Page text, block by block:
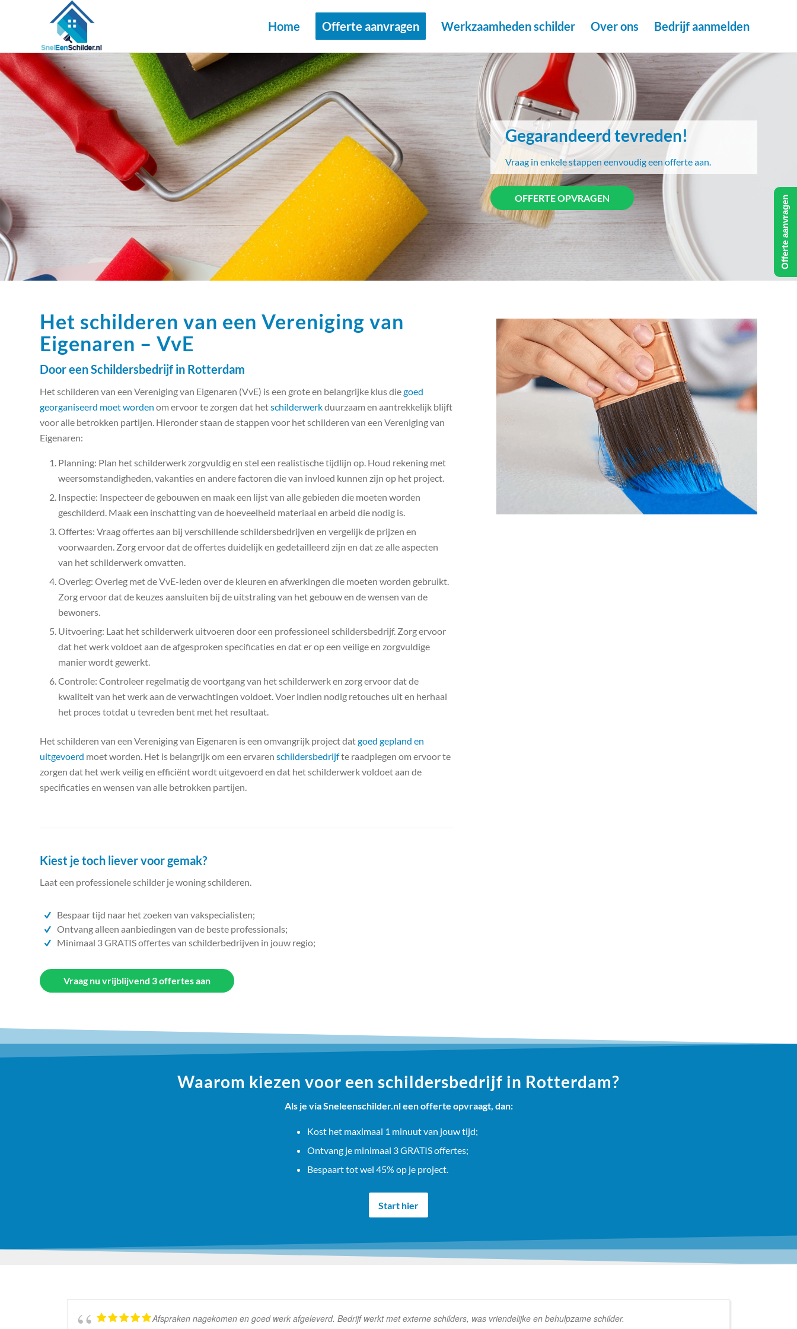
Home Offerte aanvragen Werkzaamheden schilder Over ons Bedrijf aanmelden
Gegarandeerd tevreden!
Vraag in enkele stappen eenvoudig een offerte aan.
OFFERTE OPVRAGEN
Het schilderen van een Vereniging van
Eigenaren – VvE
Door een Schildersbedrijf in Rotterdam
Het schilderen van een Vereniging van Eigenaren (VvE) is een grote en belangrijke klus diegoed
georganiseerd moet worden om ervoor te zorgen dat hetschilderwerkduurzaam en aantrekkelijk blijft
voor alle betrokken partijen. Hieronder staan de stappen voor het schilderen van een Vereniging van
Eigenaren:
Planning: Plan het schilderwerk zorgvuldig en stel een realistische tijdlijn op. Houd rekening met
weersomstandigheden, vakanties en andere factoren die van invloed kunnen zijn op het project.
Inspectie: Inspecteer de gebouwen en maak een lijst van alle gebieden die moeten worden
geschilderd. Maak een inschatting van de hoeveelheid materiaal en arbeid die nodig is.
Offertes: Vraag offertes aan bij verschillende schildersbedrijven en vergelijk de prijzen en
voorwaarden. Zorg ervoor dat de offertes duidelijk en gedetailleerd zijn en dat ze alle aspecten
van het schilderwerk omvatten.
Overleg: Overleg met de VvE-leden over de kleuren en afwerkingen die moeten worden gebruikt.
Zorg ervoor dat de keuzes aansluiten bij de uitstraling van het gebouw en de wensen van de
bewoners.
Uitvoering: Laat het schilderwerk uitvoeren door een professioneel schildersbedrijf. Zorg ervoor
dat het werk voldoet aan de afgesproken specificaties en dat er op een veilige en zorgvuldige
manier wordt gewerkt.
Controle: Controleer regelmatig de voortgang van het schilderwerk en zorg ervoor dat de
kwaliteit van het werk aan de verwachtingen voldoet. Voer indien nodig retouches uit en herhaal
het proces totdat u tevreden bent met het resultaat.
Het schilderen van een Vereniging van Eigenaren is een omvangrijk project datgoed gepland en
uitgevoerd moet worden. Het is belangrijk om een ​​ervaren schildersbedrijfte raadplegen om ervoor te
zorgen dat het werk veilig en efficiënt wordt uitgevoerd en dat het schilderwerk voldoet aan de
specificaties en wensen van alle betrokken partijen.
Kiest je toch liever voor gemak?
Laat een professionele schilder je woning schilderen.
Bespaar tijd naar het zoeken van vakspecialisten;
Ontvang alleen aanbiedingen van de beste professionals;
Minimaal 3 GRATIS offertes van schilderbedrijven in jouw regio;
Vraag nu vrijblijvend 3 offertes aan
Waarom kiezen voor een schildersbedrijf in Rotterdam?
Als je via Sneleenschilder.nl een offerte opvraagt, dan:
Kost het maximaal 1 minuut van jouw tijd;
Ontvang je minimaal 3 GRATIS offertes;
Bespaart tot wel 45% op je project.
Start hier
Afspraken nagekomen en goed werk afgeleverd. Bedrijf werkt met externe schilders, was vriendelijke en behulpzame schilder.
Offerte aanvragen